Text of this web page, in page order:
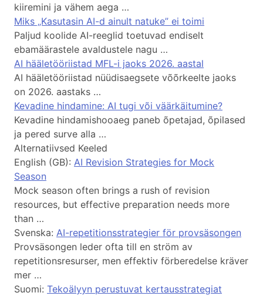
kiiremini ja vähem aega …
Miks „Kasutasin AI-d ainult natuke” ei toimi
Paljud koolide AI-reeglid toetuvad endiselt
ebamäärastele avaldustele nagu …
AI hääletööriistad MFL-i jaoks 2026. aastal
AI hääletööriistad nüüdisaegsete võõrkeelte jaoks
on 2026. aastaks …
Kevadine hindamine: AI tugi või väärkäitumine?
Kevadine hindamishooaeg paneb õpetajad, õpilased
ja pered surve alla …
Alternatiivsed Keeled
English (GB): AI Revision Strategies for Mock
Season
Mock season often brings a rush of revision
resources, but effective preparation needs more
than …
Svenska: AI-repetitionsstrategier för provsäsongen
Provsäsongen leder ofta till en ström av
repetitionsresurser, men effektiv förberedelse kräver
mer …
Suomi: Tekoälyyn perustuvat kertausstrategiat